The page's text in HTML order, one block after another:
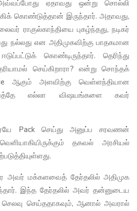
ஏதாவது ஒன்று சொல்லி
கொண்டுத்தான் இருந்தார். அதாவது,
ராகுல்காந்தியை புகழ்ந்தது, நடிகர்
நல்லது என அதிமுகவிற்கு பாதகமான
கொண்டிருந்தார். தெரிந்து
செய்கிறாரா? என்று சொந்தக்
ஆகும் அளவிற்கு வெள்ளந்தியான
எல்லா விஷயங்களை கவர்
Pack செய்து அனுப்ப சரவணன்
தகவல் அரசியல்
மக்களவைத் தேர்தலில் அதிமுக
இந்த தேர்தலில் அவர் தன்னுடைய
செய்ததாகவும், ஆனால் அவரால்